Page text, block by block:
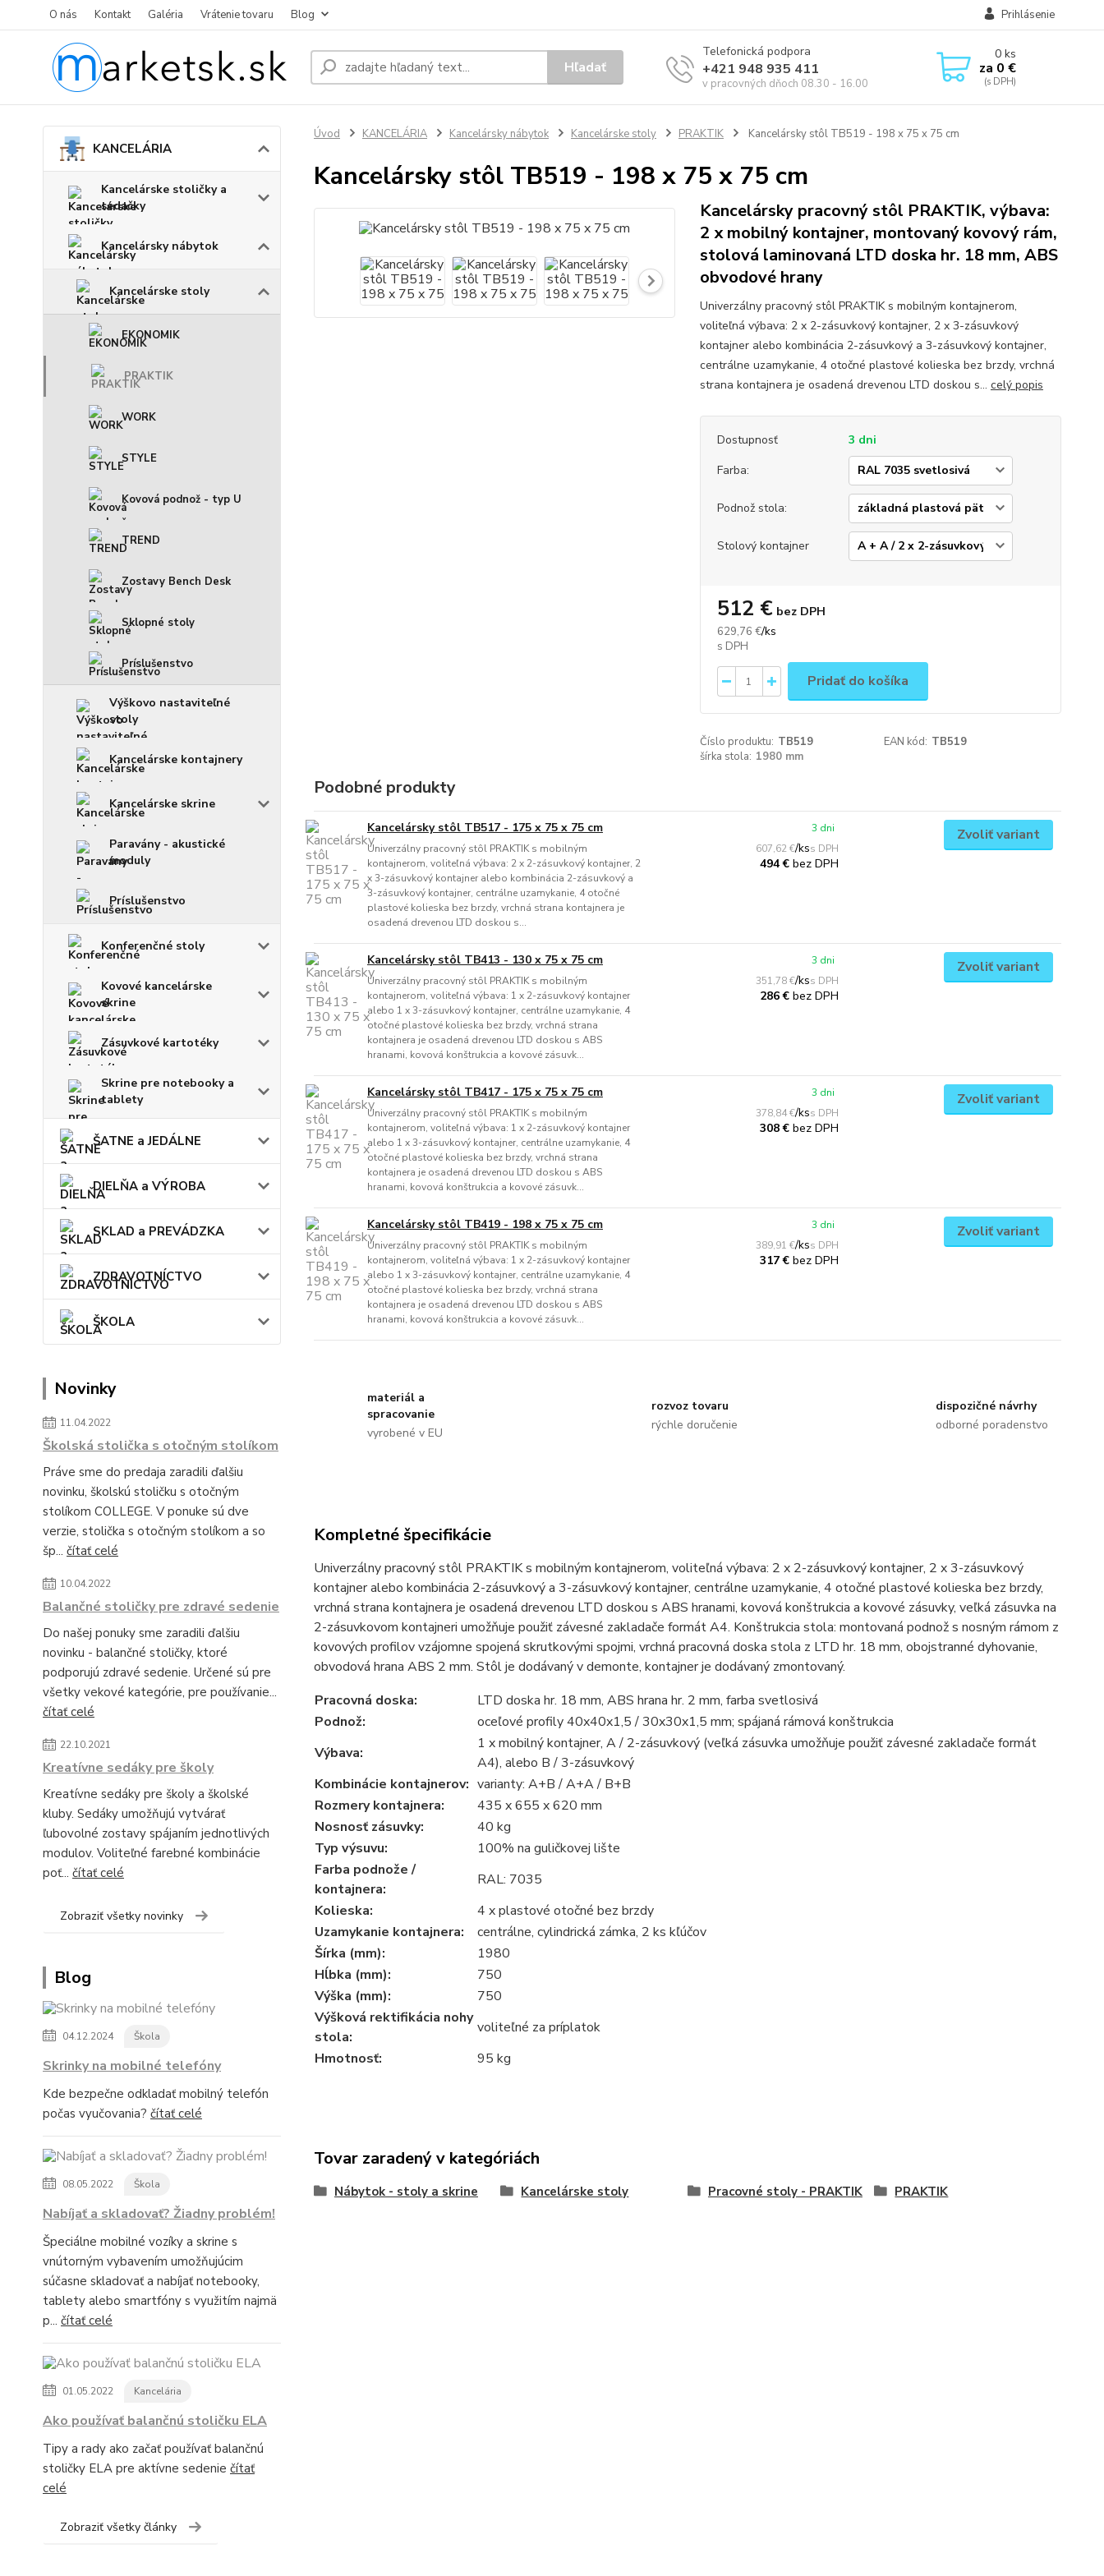
O nás Kontakt Galéria Vrátenie tovaru Blog Prihlásenie
Hľadať
Telefonická podpora
+421 948 935 411
v pracovných dňoch 08.30 - 16.00
0ks
za 0 €
KANCELÁRIA
Kancelárske stoličky a
sedačky
Kancelársky nábytok
Kancelárske stoly
EKONOMIK
PRAKTIK
WORK
STYLE
Kovová podnož - typ U
TREND
Zostavy Bench Desk
Sklopné stoly
Príslušenstvo
Výškovo nastaviteľné
stoly
Kancelárske kontajnery
Kancelárske skrine
Paravány - akustické
moduly
Príslušenstvo
Konferenčné stoly
Kovové kancelárske
skrine
Zásuvkové kartotéky
Skrine pre notebooky a
tablety
ŠATNE a JEDÁLNE
DIELŇA a VÝROBA
SKLAD a PREVÁDZKA
ZDRAVOTNÍCTVO
ŠKOLA
Novinky
11.04.2022
Školská stolička s otočným stolíkom
Práve sme do predaja zaradili ďalšiu
novinku, školskú stoličku s otočným
stolíkom COLLEGE. V ponuke sú dve
verzie, stolička s otočným stolíkom a so
šp... čítať celé
10.04.2022
Balančné stoličky pre zdravé sedenie
Do našej ponuky sme zaradili ďalšiu
novinku - balančné stoličky, ktoré
podporujú zdravé sedenie. Určené sú pre
všetky vekové kategórie, pre používanie...
čítať celé
22.10.2021
Kreatívne sedáky pre školy
Kreatívne sedáky pre školy a školské
kluby. Sedáky umožňujú vytvárať
ľubovolné zostavy spájaním jednotlivých
modulov. Voliteľné farebné kombinácie
poť... čítať celé
Zobraziť všetky novinky
Blog
04.12.2024 Škola
Skrinky na mobilné telefóny
Kde bezpečne odkladať mobilný telefón
počas vyučovania? čítať celé
08.05.2022 Škola
Nabíjať a skladovať? Žiadny problém!
Špeciálne mobilné vozíky a skrine s
vnútorným vybavením umožňujúcim
súčasne skladovať a nabíjať notebooky,
tablety alebo smartfóny s využitím najmä
p... čítať celé
01.05.2022 Kancelária
Ako používať balančnú stoličku ELA
Tipy a rady ako začať používať balančnú
stoličky ELA pre aktívne sedenie čítať
celé
Zobraziť všetky články
Úvod KANCELÁRIA Kancelársky nábytok Kancelárske stoly PRAKTIK Kancelársky stôl TB519 - 198 x 75 x 75 cm
Kancelársky stôl TB519 - 198 x 75 x 75 cm
Kancelársky pracovný stôl PRAKTIK, výbava:
2 x mobilný kontajner, montovaný kovový rám,
stolová laminovaná LTD doska hr. 18 mm, ABS
obvodové hrany
Univerzálny pracovný stôl PRAKTIK s mobilným kontajnerom,
voliteľná výbava: 2 x 2-zásuvkový kontajner, 2 x 3-zásuvkový
kontajner alebo kombinácia 2-zásuvkový a 3-zásuvkový kontajner,
centrálne uzamykanie, 4 otočné plastové kolieska bez brzdy, vrchná
strana kontajnera je osadená drevenou LTD doskou s... celý popis
Dostupnosť
3 dni
Farba:
Podnož stola:
Stolový kontajner
629,76 €/ks
512 € bez DPH
Pridať do košíka
Číslo produktu: TB519 EAN kód: TB519
šírka stola: 1980 mm
Podobné produkty
Kancelársky stôl TB517 - 175 x 75 x 75 cm
Univerzálny pracovný stôl PRAKTIK s mobilným
kontajnerom, voliteľná výbava: 2 x 2-zásuvkový kontajner, 2
x 3-zásuvkový kontajner alebo kombinácia 2-zásuvkový a
3-zásuvkový kontajner, centrálne uzamykanie, 4 otočné
plastové kolieska bez brzdy, vrchná strana kontajnera je
osadená drevenou LTD doskou s...
607,62 €/ks
494 €bez DPH
3 dni Zvoliť variant
Kancelársky stôl TB413 - 130 x 75 x 75 cm
Univerzálny pracovný stôl PRAKTIK s mobilným
kontajnerom, voliteľná výbava: 1 x 2-zásuvkový kontajner
alebo 1 x 3-zásuvkový kontajner, centrálne uzamykanie, 4
otočné plastové kolieska bez brzdy, vrchná strana
kontajnera je osadená drevenou LTD doskou s ABS
hranami, kovová konštrukcia a kovové zásuvk...
351,78 €/ks
286 €bez DPH
3 dni Zvoliť variant
Kancelársky stôl TB417 - 175 x 75 x 75 cm
Univerzálny pracovný stôl PRAKTIK s mobilným
kontajnerom, voliteľná výbava: 1 x 2-zásuvkový kontajner
alebo 1 x 3-zásuvkový kontajner, centrálne uzamykanie, 4
otočné plastové kolieska bez brzdy, vrchná strana
kontajnera je osadená drevenou LTD doskou s ABS
hranami, kovová konštrukcia a kovové zásuvk...
378,84 €/ks
308 €bez DPH
3 dni Zvoliť variant
Kancelársky stôl TB419 - 198 x 75 x 75 cm
Univerzálny pracovný stôl PRAKTIK s mobilným
kontajnerom, voliteľná výbava: 1 x 2-zásuvkový kontajner
alebo 1 x 3-zásuvkový kontajner, centrálne uzamykanie, 4
otočné plastové kolieska bez brzdy, vrchná strana
kontajnera je osadená drevenou LTD doskou s ABS
hranami, kovová konštrukcia a kovové zásuvk...
389,91 €/ks
317 €bez DPH
3 dni Zvoliť variant
materiál a
spracovanie
vyrobené v EU
rozvoz tovaru
rýchle doručenie
dispozičné návrhy
odborné poradenstvo
Kompletné špecifikácie
Univerzálny pracovný stôl PRAKTIK s mobilným kontajnerom, voliteľná výbava: 2 x 2-zásuvkový kontajner, 2 x 3-zásuvkový
kontajner alebo kombinácia 2-zásuvkový a 3-zásuvkový kontajner, centrálne uzamykanie, 4 otočné plastové kolieska bez brzdy,
vrchná strana kontajnera je osadená drevenou LTD doskou s ABS hranami, kovová konštrukcia a kovové zásuvky, veľká zásuvka na
2-zásuvkovom kontajneri umožňuje použiť závesné zakladače formát A4. Konštrukcia stola: montovaná podnož s nosným rámom z
kovových profilov vzájomne spojená skrutkovými spojmi, vrchná pracovná doska stola z LTD hr. 18 mm, obojstranné dyhovanie,
obvodová hrana ABS 2 mm. Stôl je dodávaný v demonte, kontajner je dodávaný zmontovaný.
Pracovná doska:
LTD doska hr. 18 mm, ABS hrana hr. 2 mm, farba svetlosivá
Podnož:
oceľové profily 40x40x1,5 / 30x30x1,5 mm; spájaná rámová konštrukcia
Výbava:
1 x mobilný kontajner, A / 2-zásuvkový (veľká zásuvka umožňuje použiť závesné zakladače formát
A4), alebo B / 3-zásuvkový
Kombinácie kontajnerov: varianty: A+B / A+A / B+B
Rozmery kontajnera:
435 x 655 x 620 mm
Nosnosť zásuvky:
40 kg
Typ výsuvu:
100% na guličkovej lište
Farba podnože /
kontajnera:
RAL: 7035
Kolieska:
4 x plastové otočné bez brzdy
Uzamykanie kontajnera:
centrálne, cylindrická zámka, 2 ks kľúčov
Šírka (mm):
1980
Hĺbka (mm):
750
Výška (mm):
750
Výšková rektifikácia nohy
stola:
voliteľné za príplatok
Hmotnosť:
95 kg
Tovar zaradený v kategóriách
Nábytok - stoly a skrine Kancelárske stoly Pracovné stoly - PRAKTIK PRAKTIK